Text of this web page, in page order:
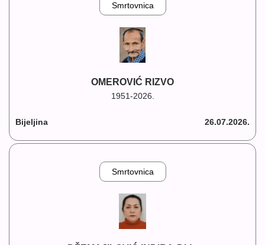
Smrtovnica
OMEROVIĆ RIZVO
1951-2026.
Bijeljina 26.07.2026.
Smrtovnica